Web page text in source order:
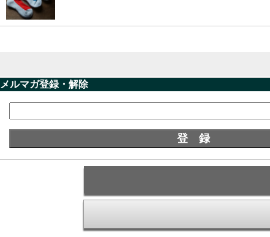
メルマガ登録・解除